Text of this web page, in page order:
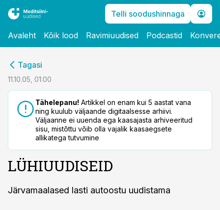
Telli soodushinnaga
Avaleht Kõik lood Ravimiuudised Podcastid
Tagasi
11.10.05, 01:00
Tähelepanu! Artikkel on enam kui 5 aastat vana
ning kuulub väljaande digitaalsesse arhiivi.
Väljaanne ei uuenda ega kaasajasta arhiveeritud
sisu, mistõttu võib olla vajalik kaasaegsete
allikatega tutvumine
LÜHIUUDISEID
Järvamaalased lasti autoostu uudistama